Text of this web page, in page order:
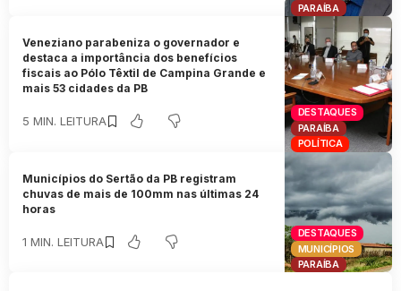
PARAÍBA
DESTAQUES
PARAÍBA
POLÍTICA
Veneziano parabeniza o governador e
destaca a importância dos benefícios
fiscais ao Pólo Têxtil de Campina Grande e
mais 53 cidades da PB
5 MIN. LEITURA
DESTAQUES
MUNICÍPIOS
PARAÍBA
Municípios do Sertão da PB registram
chuvas de mais de 100mm nas últimas 24
horas
1 MIN. LEITURA